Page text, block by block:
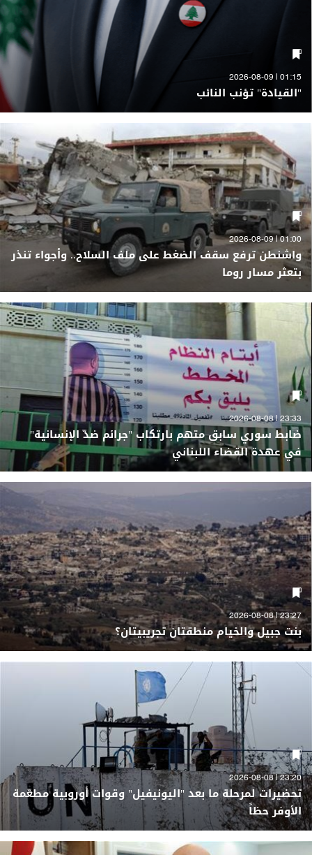
01:15 | 2026-08-09
"القيادة" تؤنب النائب
01:00 | 2026-08-09
واشنطن ترفع سقف الضغط على ملف السلاح.. وأجواء تنذر
بتعثر مسار روما
23:33 | 2026-08-08
ضابط سوري سابق متهم بارتكاب "جرائم ضدّ الإنسانية"
في عهدة القضاء اللبناني
23:27 | 2026-08-08
بنت جبيل والخيام منطقتان تجريبيتان؟
23:20 | 2026-08-08
تحضيرات لمرحلة ما بعد "اليونيفيل" وقوات أوروبية مطعّمة
الأوفر حظاً